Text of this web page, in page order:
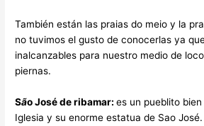
También están las praias do meio y la
no tuvimos el gusto de conocerlas ya
inalcanzables para nuestro medio de
piernas.
São José de ribamar:es un pueblito
Iglesia y su enorme estatua de Sao